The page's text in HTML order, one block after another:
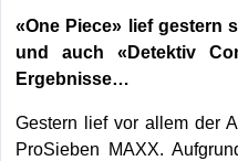
«One Piece» lief gestern
und auch «Detektiv
Ergebnisse…
Gestern lief vor allem der
ProSieben MAXX.